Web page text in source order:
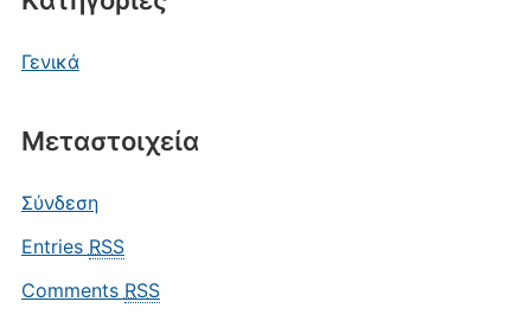
Γενικά
Μεταστοιχεία
Σύνδεση
Entries RSS
Comments RSS